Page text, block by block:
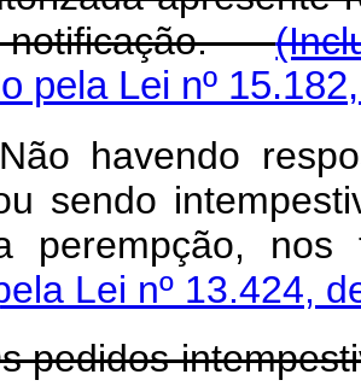
notificação.
pela Lei nº
havendo
sendo
perempção,
Lei nº 13.424,
pedidos